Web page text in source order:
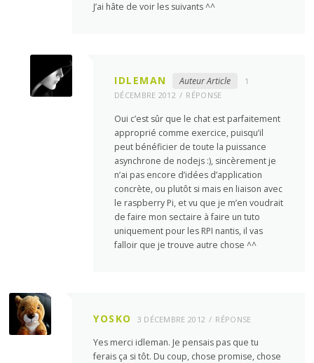
J’ai hâte de voir les suivants ^^
IDLEMAN Auteur Article
1
DÉCEMBRE 2012
RÉPONSE
Oui c’est sûr que le chat est parfaitement
approprié comme exercice, puisqu’il
peut bénéficier de toute la puissance
asynchrone de nodejs :), sincèrement je
n’ai pas encore d’idées d’application
concrète, ou plutôt si mais en liaison avec
le raspberry Pi, et vu que je m’en voudrait
de faire mon sectaire à faire un tuto
uniquement pour les RPI nantis, il vas
falloir que je trouve autre chose ^^
YOSKO 3 DÉCEMBRE 2012 RÉPONSE
Yes merci idleman. Je pensais pas que tu
ferais ça si tôt. Du coup, chose promise, chose